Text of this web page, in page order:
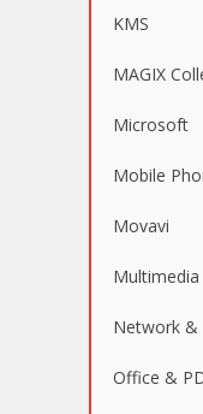
KMS
MAGIX
Microsoft
Mobile
Movavi
Multimedia
Network &
Office &